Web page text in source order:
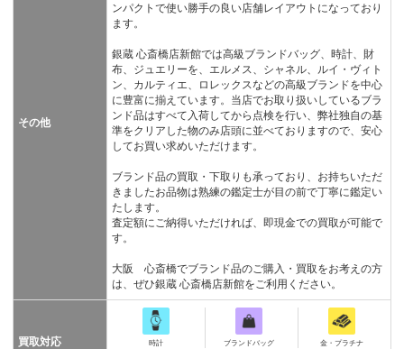
その他
ンパクトで使い勝手の良い店舗レイアウトになっており
ます。
銀蔵 心斎橋店新館では高級ブランドバッグ、時計、財
布、ジュエリーを、エルメス、シャネル、ルイ・ヴィト
ン、カルティエ、ロレックスなどの高級ブランドを中心
に豊富に揃えています。当店でお取り扱いしているブラ
ンド品はすべて入荷してから点検を行い、弊社独自の基
準をクリアした物のみ店頭に並べておりますので、安心
してお買い求めいただけます。
ブランド品の買取・下取りも承っており、お持ちいただ
きましたお品物は熟練の鑑定士が目の前で丁寧に鑑定い
たします。
査定額にご納得いただければ、即現金での買取が可能で
す。
大阪 心斎橋でブランド品のご購入・買取をお考えの方
は、ぜひ銀蔵 心斎橋店新館をご利用ください。
買取対応
時計 ブランドバッグ 金・プラチナ